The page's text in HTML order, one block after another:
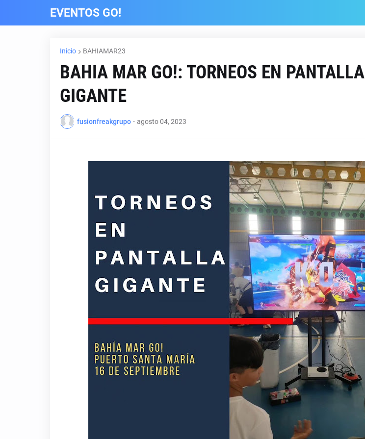
EVENTOS GO!
Inicio BAHIAMAR23
BAHIA MAR GO!: TORNEOS EN PANTALLA
GIGANTE
fusionfreakgrupo - agosto 04, 2023